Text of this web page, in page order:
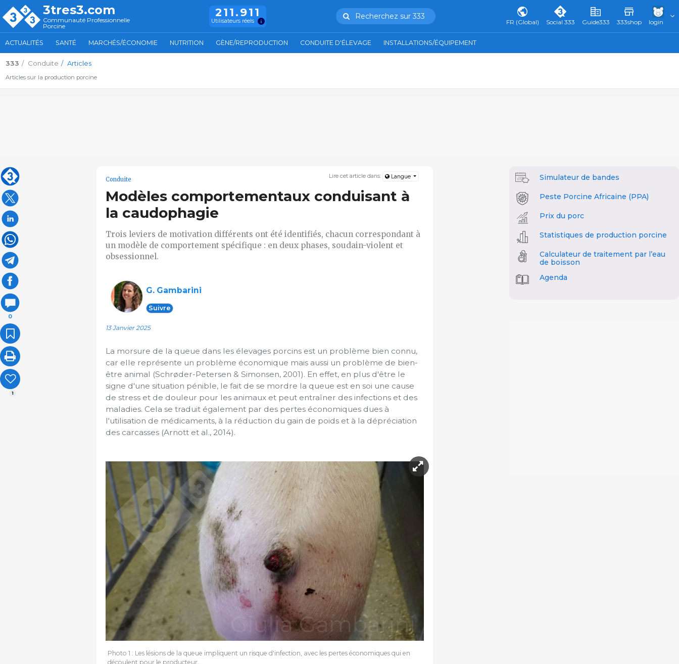
3tres3.com
Communauté Professionnelle
Porcine
211.911
Utilisateurs réels
Recherchez sur 333
FR (Global) Social 333 Guide333 333shop login
ACTUALITÉS SANTÉ MARCHÉS/ÉCONOMIE NUTRITION GÈNE/REPRODUCTION CONDUITE D'ÉLEVAGE INSTALLATIONS/ÉQUIPEMENT
333 Conduite Articles
Articles sur la production porcine
0
1
Lire cet article dans: Langue
Conduite
Modèles comportementaux conduisant à
la caudophagie
Trois leviers de motivation différents ont été identifiés, chacun correspondant à
un modèle de comportement spécifique : en deux phases, soudain-violent et
obsessionnel.
G. Gambarini
Suivre
13 Janvier 2025
La morsure de la queue dans les élevages porcins est un problème bien connu,
car elle représente un problème économique mais aussi un problème de bien-
être animal (Schrøder-Petersen & Simonsen, 2001). En effet, en plus d'être le
signe d'une situation pénible, le fait de se mordre la queue est en soi une cause
de stress et de douleur pour les animaux et peut entraîner des infections et des
maladies. Cela se traduit également par des pertes économiques dues à
l'utilisation de médicaments, à la réduction du gain de poids et à la dépréciation
des carcasses (Arnott et al., 2014).
Photo 1 : Les lésions de la queue impliquent un risque d'infection, avec les pertes économiques qui en
découlent pour le producteur.
Simulateur de bandes
Peste Porcine Africaine (PPA)
Prix du porc
Statistiques de production porcine
Calculateur de traitement par l’eau
de boisson
Agenda